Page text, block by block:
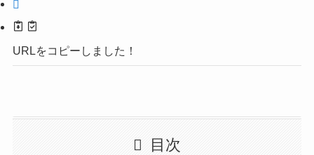
URLをコピーしました！
目次